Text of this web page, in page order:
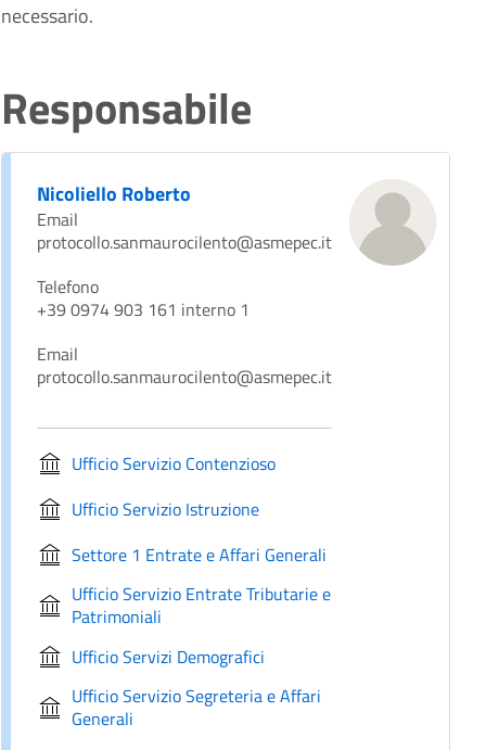
necessario.
Responsabile
Nicoliello Roberto
Email
protocollo.sanmaurocilento@asmepec.it
Telefono
+39 0974 903 161 interno 1
Email
protocollo.sanmaurocilento@asmepec.it
Ufficio Servizio Contenzioso
Ufficio Servizio Istruzione
Settore 1 Entrate e Affari Generali
Ufficio Servizio Entrate Tributarie e
Patrimoniali
Ufficio Servizi Demografici
Ufficio Servizio Segreteria e Affari
Generali